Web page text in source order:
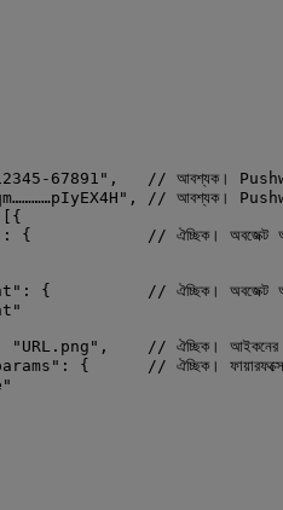
67891" , // আবশ্যক।
" , // আবশ্যক।
: { // ঐচ্ছিক। অবজেক্ট
: { // ঐচ্ছিক। অবজেক্ট
"
" URL.png " , // ঐচ্ছিক। আইকনের
: { // ঐচ্ছিক। ফায়ারফক্সে
"